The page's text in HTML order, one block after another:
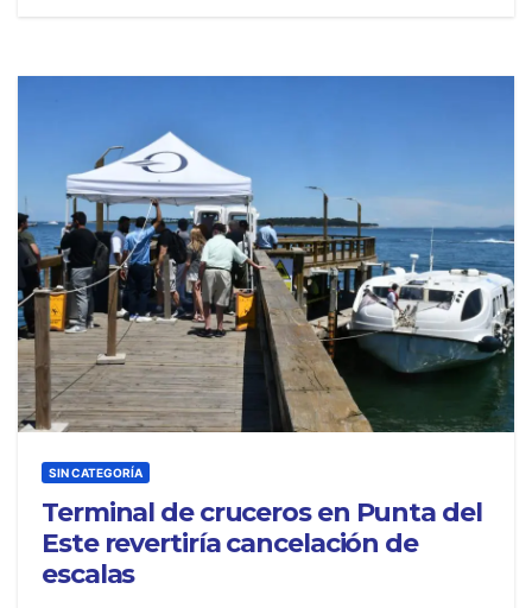
SIN CATEGORÍA
Terminal de cruceros en Punta del
Este revertiría cancelación de
escalas